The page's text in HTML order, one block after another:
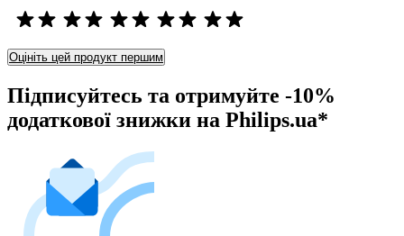
Оцініть цей продукт першим
Підписуйтесь та отримуйте -10%
додаткової знижки на Philips.ua*